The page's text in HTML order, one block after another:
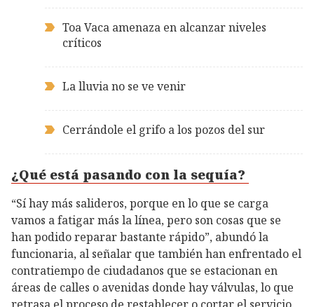
Toa Vaca amenaza en alcanzar niveles
críticos
La lluvia no se ve venir
Cerrándole el grifo a los pozos del sur
¿Qué está pasando con la sequía?
“Sí hay más salideros, porque en lo que se carga
vamos a fatigar más la línea, pero son cosas que se
han podido reparar bastante rápido”, abundó la
funcionaria, al señalar que también han enfrentado el
contratiempo de ciudadanos que se estacionan en
áreas de calles o avenidas donde hay válvulas, lo que